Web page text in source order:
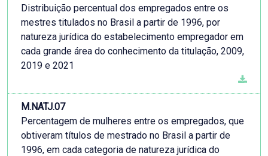
Distribuição percentual dos empregados entre os
mestres titulados no Brasil a partir de 1996, por
natureza jurídica do estabelecimento empregador em
cada grande área do conhecimento da titulação, 2009,
2019 e 2021
M.NATJ.07
Percentagem de mulheres entre os empregados, que
obtiveram títulos de mestrado no Brasil a partir de
1996, em cada categoria de natureza jurídica do